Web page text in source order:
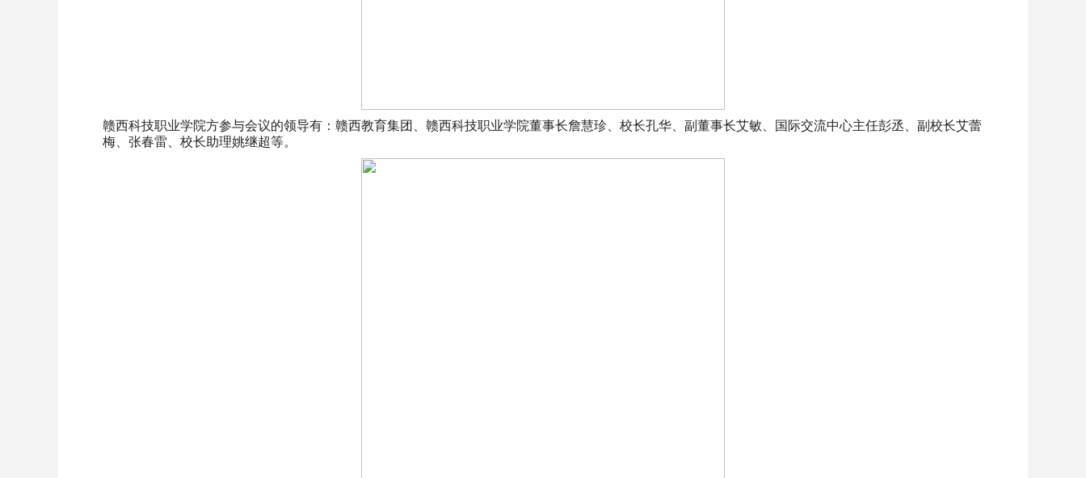
赣西科技职业学院方参与会议的领导有：赣西教育集团、赣西科技职业学院董事长詹慧珍、校长孔华、副董事长艾敏、国际交流中心主任彭丞、副校长艾蕾
梅、张春雷、校长助理姚继超等。